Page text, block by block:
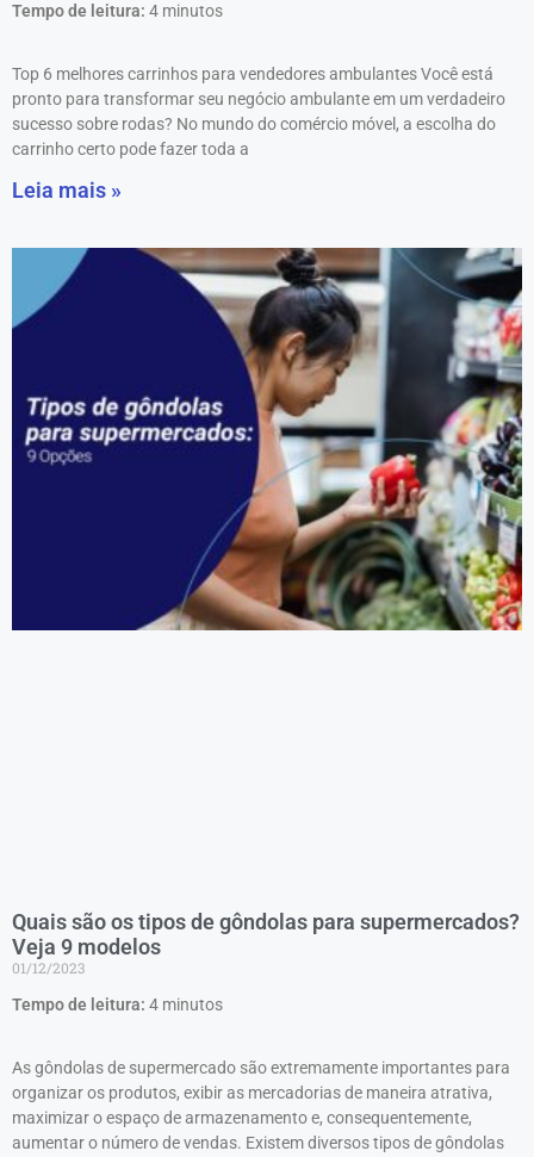
Tempo de leitura: 4 minutos
Top 6 melhores carrinhos para vendedores ambulantes Você está
pronto para transformar seu negócio ambulante em um verdadeiro
sucesso sobre rodas? No mundo do comércio móvel, a escolha do
carrinho certo pode fazer toda a
Leia mais »
Quais são os tipos de gôndolas para supermercados?
Veja 9 modelos
01/12/2023
Tempo de leitura: 4 minutos
As gôndolas de supermercado são extremamente importantes para
organizar os produtos, exibir as mercadorias de maneira atrativa,
maximizar o espaço de armazenamento e, consequentemente,
aumentar o número de vendas. Existem diversos tipos de gôndolas